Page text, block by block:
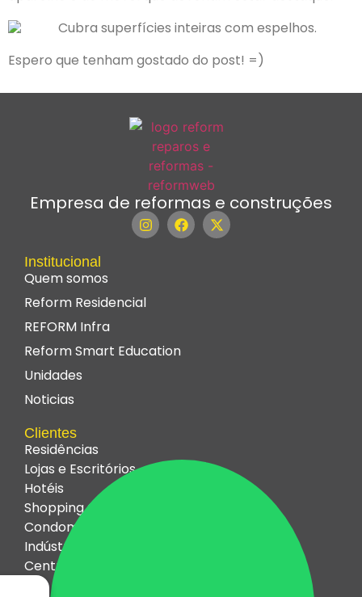
Espero que tenham gostado do post! =)
Empresa de reformas e construções
Institucional
Quem somos
Reform Residencial
REFORM Infra
Reform Smart Education
Unidades
Noticias
Clientes
Residências
Lojas e Escritórios
Hotéis
Shopping Centers
Condomínios
Indústrias
Centros Educacionais